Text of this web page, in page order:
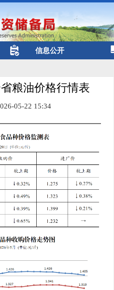
信息公开
粮油价格行情表
05-22 15:34